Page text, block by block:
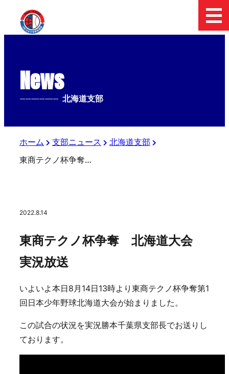
News
-------------- 北海道支部
ホーム 支部ニュース
北海道支部
東商テクノ杯争奪 北海道大会 実況放送
2022.8.14
東商テクノ杯争奪 北海道大会
実況放送
いよいよ本日8月14日13時より東商テクノ杯争奪第1
回日本少年野球北海道大会が始まりました。
この試合の状況を実況勝本千葉県支部長でお送りし
ております。